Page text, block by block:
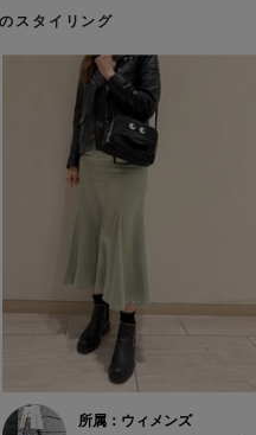
スタイリング
所属：ウィメンズ